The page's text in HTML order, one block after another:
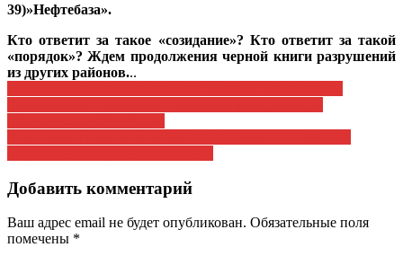
39)»Нефтебаза».
Кто ответит за такое «созидание»? Кто ответит за такой
«порядок»? Ждем продолжения черной книги разрушений
из других районов...
Навигация
по
записям
Добавить комментарий
Ваш адрес email не будет опубликован. Обязательные поля
помечены *